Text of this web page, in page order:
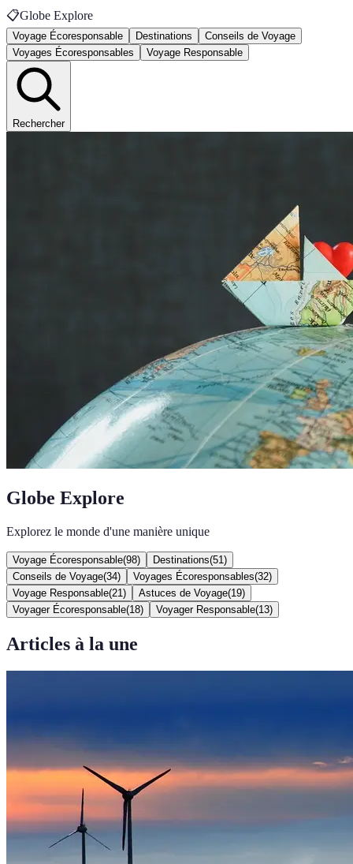
📋Globe Explore
Voyage Écoresponsable Destinations
Conseils de Voyage
Voyages Écoresponsables
Voyage Responsable
Rechercher
Globe Explore
Explorez le monde d'une manière unique
Voyage Écoresponsable(98) Destinations(51 )
Conseils de Voyage(34) Voyages Écoresponsables(32)
Voyage Responsable(21 ) Astuces de Voyage(19)
Voyager Écoresponsable(18) Voyager Responsable(13)
Articles à la une